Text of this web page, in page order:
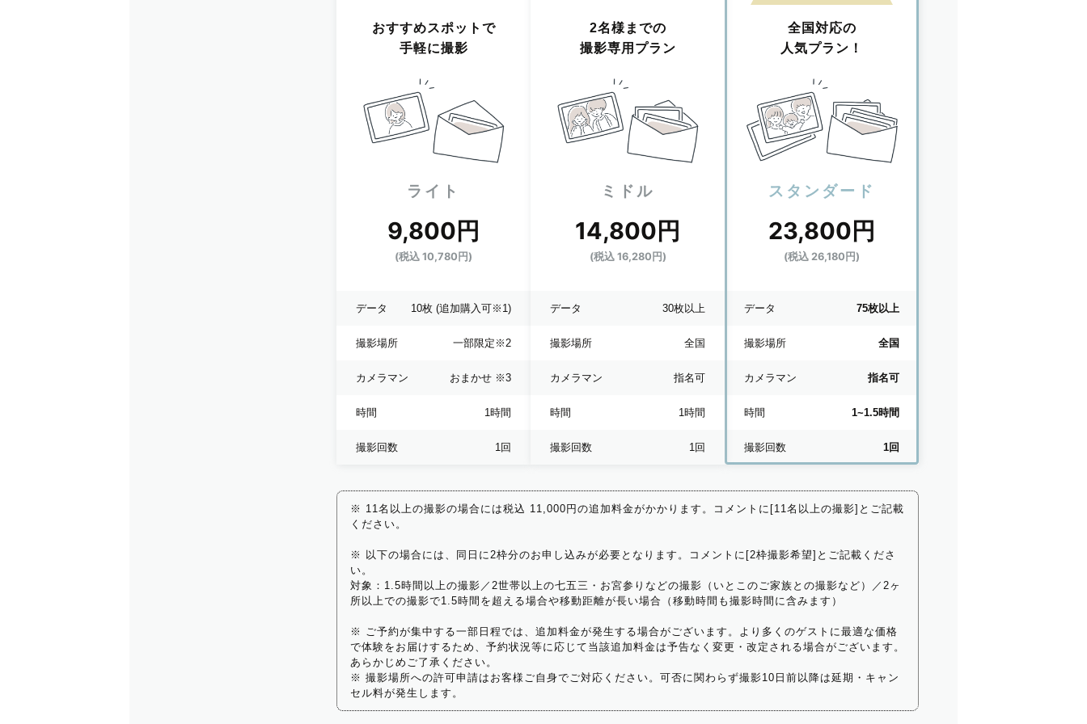
おすすめスポットで
手軽に撮影
ライト
9,800円
(税込 10,780円)
データ 10枚 (追加購入可※1)
撮影場所 一部限定 ※2
カメラマン おまかせ ※3
時間 1時間
撮影回数 1回
2名様までの
撮影専用プラン
ミドル
14,800円
(税込 16,280円)
データ 30枚以上
撮影場所 全国
カメラマン 指名可
時間 1時間
撮影回数 1回
全国対応の
人気プラン！
スタンダード
23,800円
(税込 26,180円)
データ 75枚以上
撮影場所 全国
カメラマン 指名可
時間 1~1.5時間
撮影回数 1回
※ 11名以上の撮影の場合には税込 11,000円の追加料金がかかります。コメントに[11名以上の撮影]とご記載
ください。
※ 以下の場合には、同日に2枠分のお申し込みが必要となります。コメントに[2枠撮影希望]とご記載くださ
い。
対象：1.5時間以上の撮影／2世帯以上の七五三・お宮参りなどの撮影（いとこのご家族との撮影など）／2ヶ
所以上での撮影で1.5時間を超える場合や移動距離が長い場合（移動時間も撮影時間に含みます）
※ ご予約が集中する一部日程では、追加料金が発生する場合がございます。より多くのゲストに最適な価格
で体験をお届けするため、予約状況等に応じて当該追加料金は予告なく変更・改定される場合がございます。
あらかじめご了承ください。
※ 撮影場所への許可申請はお客様ご自身でご対応ください。可否に関わらず撮影10日前以降は延期・キャン
セル料が発生します。